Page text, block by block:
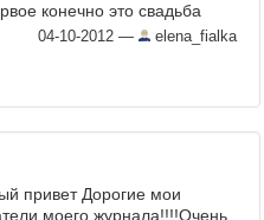
конечно это свадьба
...
04-10-2012 — elena_fialka
привет Дорогие мои
моего журнала!!!!Очень